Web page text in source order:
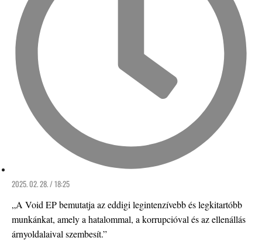
2025. 02. 28. / 18:25
„A Void EP bemutatja az eddigi legintenzívebb és legkitartóbb
munkánkat, amely a hatalommal, a korrupcióval és az ellenállás
árnyoldalaival szembesít.”